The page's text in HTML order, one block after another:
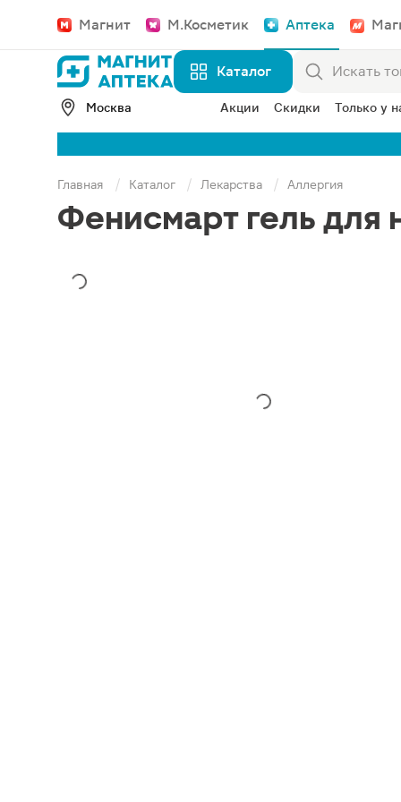
Магнит М.Косметик Аптека
Каталог
Москва Акции Скидки Только у
Главная Каталог Лекарства Аллергия
Фенисмарт гель для